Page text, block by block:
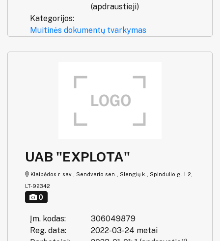
(apdraustieji)
Kategorijos:
Muitinės dokumentų tvarkymas
UAB "EXPLOTA"
Klaipėdos r. sav., Sendvario sen., Slengių k., Spindulio g. 1-2,
LT-92342
0
Įm. kodas:
306049879
Reg. data:
2022-03-24 metai